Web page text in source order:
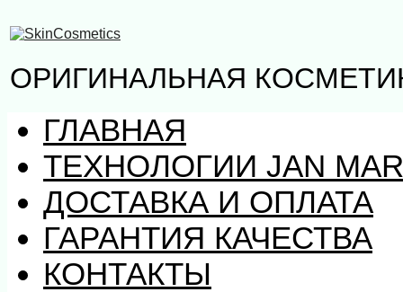
ОРИГИНАЛЬНАЯ
ГЛАВНАЯ
ТЕХНОЛОГИИ JAN
ДОСТАВКА И ОПЛАТА
ГАРАНТИЯ КАЧЕСТВА
КОНТАКТЫ